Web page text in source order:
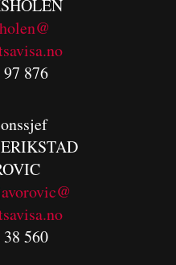
876
ERIKSTAD
560